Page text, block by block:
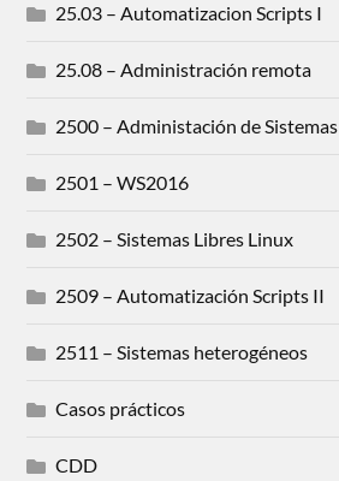
25.03 – Automatizacion Scripts I
25.08 – Administración remota
2500 – Administación de Sistemas
2501 – WS2016
2502 – Sistemas Libres Linux
2509 – Automatización Scripts II
2511 – Sistemas heterogéneos
Casos prácticos
CDD